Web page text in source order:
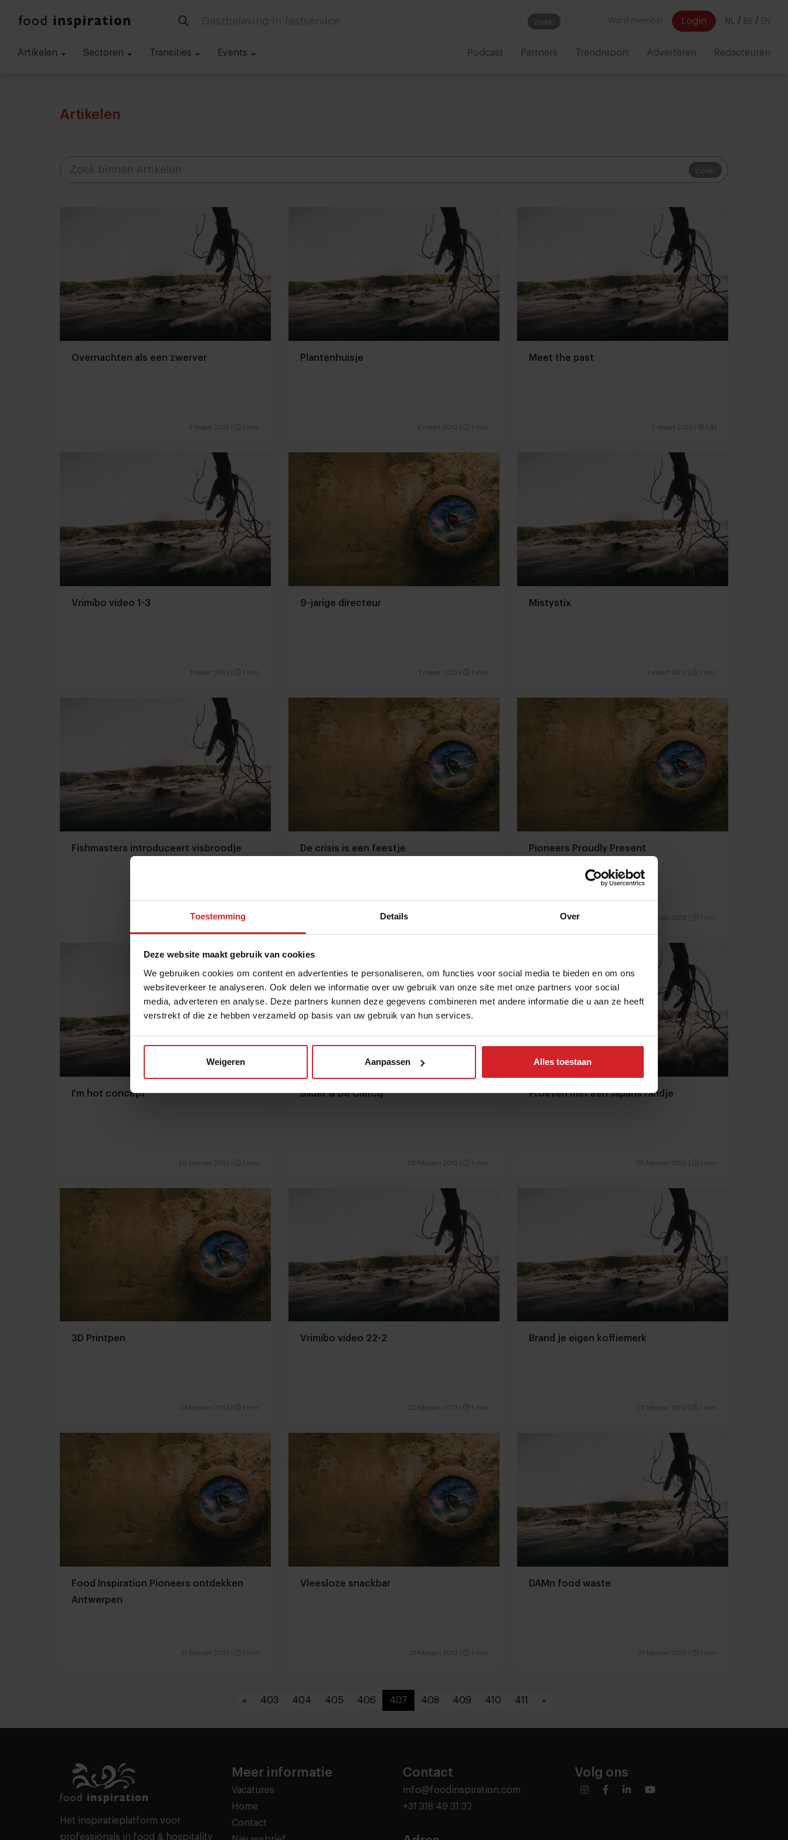
Toestemming Details Over
Deze website maakt gebruik van cookies
We gebruiken cookies om content en advertenties te personaliseren, om functies voor social media te bieden en om ons
websiteverkeer te analyseren. Ook delen we informatie over uw gebruik van onze site met onze partners voor social
media, adverteren en analyse. Deze partners kunnen deze gegevens combineren met andere informatie die u aan ze heeft
verstrekt of die ze hebben verzameld op basis van uw gebruik van hun services.
Weigeren Aanpassen Alles toestaan
Zoek!
Gastbeleving in fastservice Word member Login NL / BE / EN
Artikelen Sectoren Transities Events Podcast Partners Trendreport Adverteren Redacteuren
Artikelen
Zoek!
Overnachten als een zwerver
3 maart 2013 1 min
Plantenhuisje
2 maart 2013 1 min
Meet the past
2 maart 2013 1:51
Vrimibo video 1-3
1 maart 2013 1 min
9-jarige directeur
1 maart 2013 1 min
Mistystix
1 maart 2013 1 min
Fishmasters introduceert visbroodje
28 februari 2013| 1 min
De crisis is een feestje
28 februari 2013
Pioneers Proudly Present
27 februari 2013 1 min
I'm hot concept
26 februari 2013 1 min
Bilder & De Clercq
25 februari 2013 1 min
Proeven met een Japans randje
25 februari 2013 1 min
3D Printpen
24 februari 2013 1 min
Vrimibo video 22-2
22 februari 2013 1 min
Brand je eigen koffiemerk
22 februari 2013 1 min
Food Inspiration Pioneers ontdekken
Antwerpen
21 februari 2013 1 min
Vleesloze snackbar
21 februari 2013 1 min
DAMn food waste
21 februari 2013 1 min
« 403 404 405 406 407 408 409 410 411 »
Het inspiratieplatform voor
professionals in food & hospitality
Meer informatie
Vacatures
Home
Contact
Contact
info@foodinspiration.com
+31 318 49 31 32
Volg ons